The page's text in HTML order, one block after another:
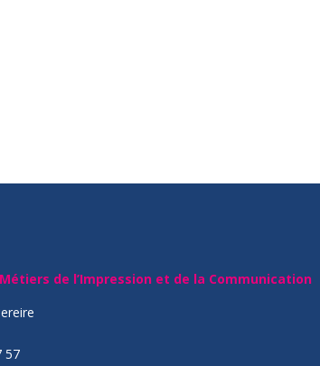
de l’Impression et de la Communication
57